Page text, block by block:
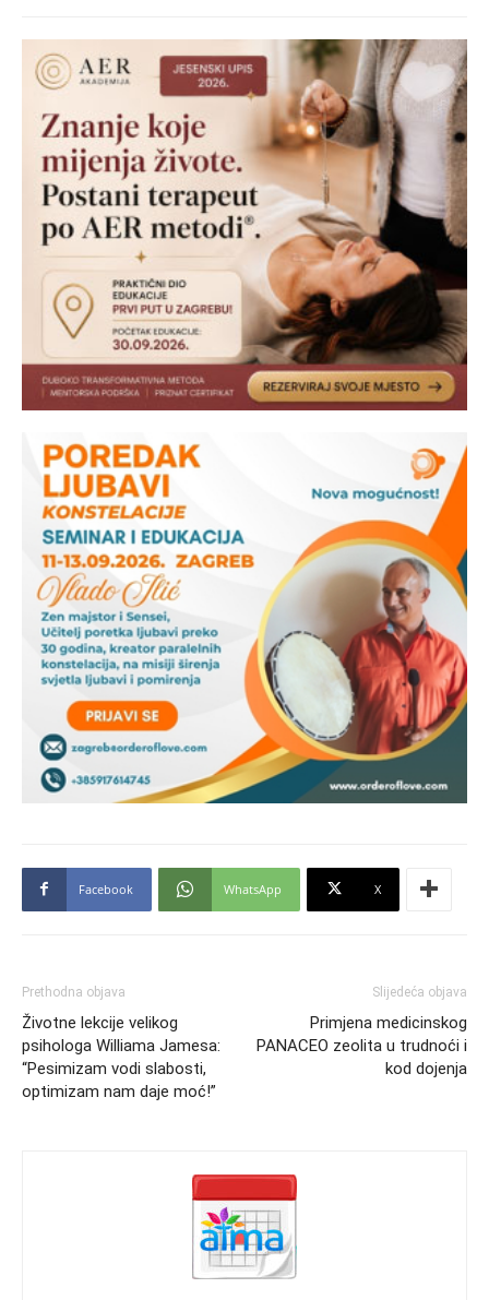
Facebook WhatsApp X
Prethodna objava
Životne lekcije velikog
psihologa Williama Jamesa:
“Pesimizam vodi slabosti,
optimizam nam daje moć!”
Slijedeća objava
Primjena medicinskog
PANACEO zeolita u trudnoći i
kod dojenja